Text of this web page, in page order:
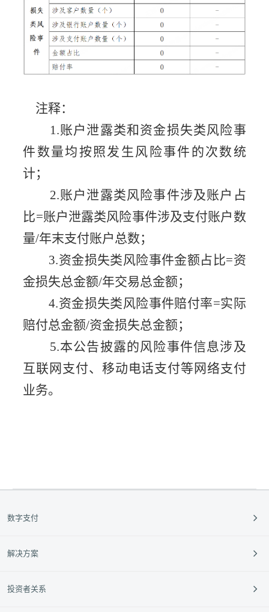
注释：
1.账户泄露类和资金损失类风险事
件数量均按照发生风险事件的次数统
计；
2.账户泄露类风险事件涉及账户占
比=账户泄露类风险事件涉及支付账户数
量/年末支付账户总数；
3.资金损失类风险事件金额占比=资
金损失总金额/年交易总金额；
4.资金损失类风险事件赔付率=实际
赔付总金额/资金损失总金额；
5.本公告披露的风险事件信息涉及
互联网支付、移动电话支付等网络支付
业务。
数字支付
外卡服务
解决方案
投资者关系